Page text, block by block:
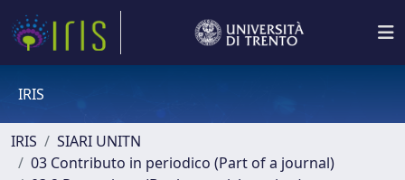
IRIS
IRIS
SIARI UNITN
03 Contributo in periodico (Part of a journal)